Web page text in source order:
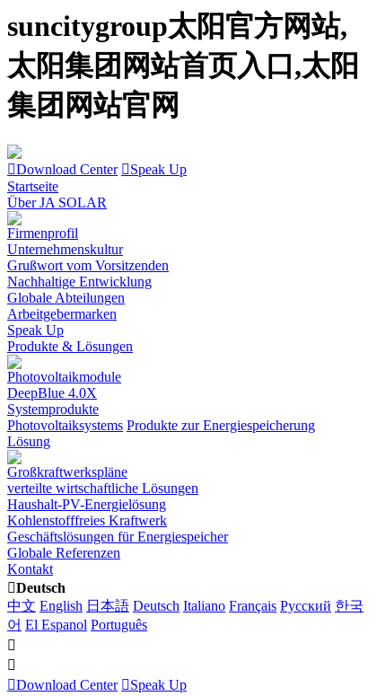
suncitygroup太阳官方网站,
太阳集团网站首页入口,太阳
集团网站官网
Download Center
Speak Up
Startseite
Über JA SOLAR
Firmenprofil
Unternehmenskultur
Grußwort vom Vorsitzenden
Nachhaltige Entwicklung
Globale Abteilungen
Arbeitgebermarken
Speak Up
Produkte & Lösungen
Photovoltaikmodule
DeepBlue 4.0X
Systemprodukte
Photovoltaiksystems Produkte zur Energiespeicherung
Lösung
Großkraftwerkspläne
verteilte wirtschaftliche Lösungen
Haushalt-PV-Energielösung
Kohlenstofffreies Kraftwerk
Geschäftslösungen für Energiespeicher
Globale Referenzen
Kontakt
Deutsch
中文 English 日本語 Deutsch Italiano Français Pусский 한국
어 El Espanol Português
Download Center
Speak Up